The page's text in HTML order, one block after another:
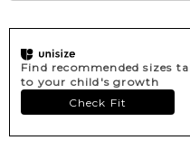
Find recommended sizes
to your child's growth
Check Fit